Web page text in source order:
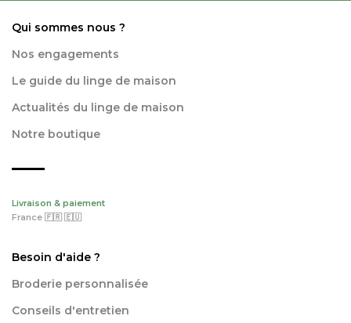
Qui sommes nous ?
Nos engagements
Le guide du linge de maison
Actualités du linge de maison
Notre boutique
Livraison & paiement
France 🇫🇷 🇪🇺
Besoin d'aide ?
Broderie personnalisée
Conseils d'entretien